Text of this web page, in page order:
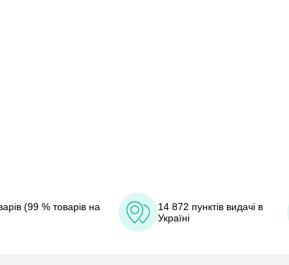
(99 % товарів на
14 872 пунктів видачі в
Україні